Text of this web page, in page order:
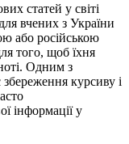
статей у світі
вчених з України
або російською
того, щоб їхня
Одним з
збереження курсиву і
інформації у